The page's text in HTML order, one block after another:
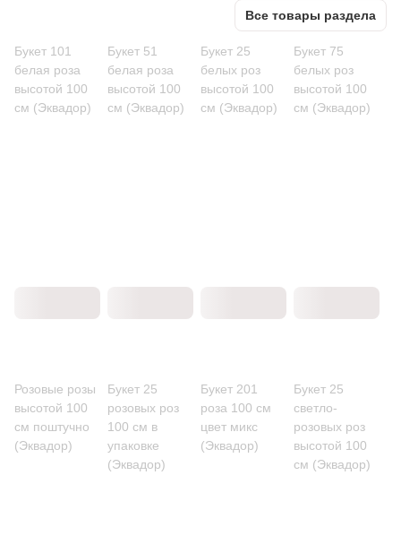
Все товары раздела
Букет 101
белая роза
высотой 100
см (Эквадор)
Букет 51
белая роза
высотой 100
см (Эквадор)
Букет 25
белых роз
высотой 100
см (Эквадор)
Букет 75
белых роз
высотой 100
см (Эквадор)
Розовые розы
высотой 100
см поштучно
(Эквадор)
Букет 25
розовых роз
100 см в
упаковке
(Эквадор)
Букет 201
роза 100 см
цвет микс
(Эквадор)
Букет 25
светло-
розовых роз
высотой 100
см (Эквадор)